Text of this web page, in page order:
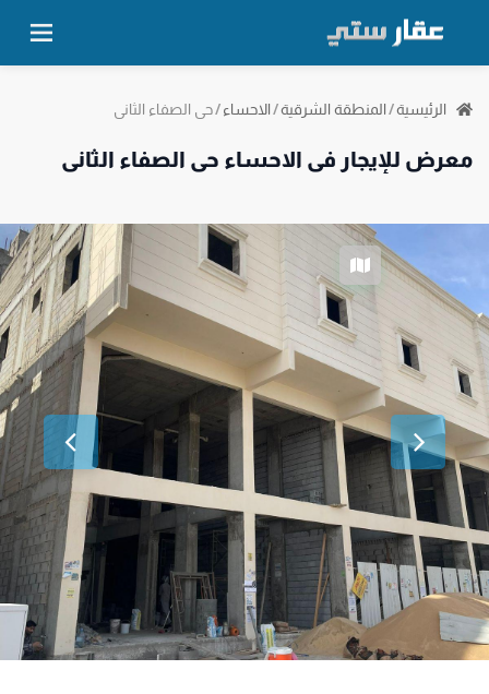
الرئيسية/المنطقة الشرقية/الاحساء/حي الصفاء الثاني
معرض للإيجار في الاحساء حي الصفاء الثاني